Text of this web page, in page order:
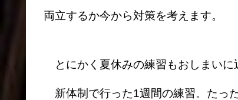
両立するか今から対策を考えます。
とにかく夏休みの練習もおしまいに
新体制で行った1週間の練習。たっ